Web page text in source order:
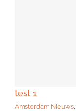
test 1
Amsterdam Nieuws,